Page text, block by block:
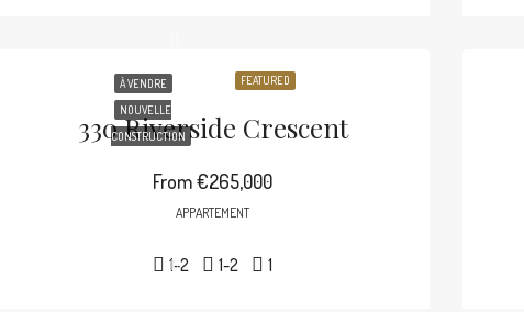
FEATURED
À VENDRE
NOUVELLE
CONSTRUCTION
330 Riverside Crescent
From€265,000
APPARTEMENT
1-2 1-2 1